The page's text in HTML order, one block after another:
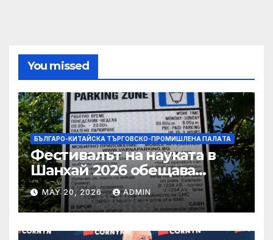
You missed
БЪЛГАРО-КИТАЙСКА ТЪРГОВСКО-ПРОМИШЛЕНА ПАЛAТА
Фестивалът на науката в
Шанхай 2026 обещава
вълнуващи научно-
технологични иновации
MAY 20, 2026 ADMIN